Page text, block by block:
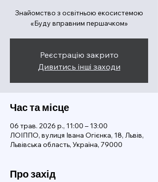
Знайомство з освітньою екосистемою
«Буду вправним першачком»
Реєстрацію закрито
Дивитись інші заходи
Час та місце
06 трав. 2026 р., 11:00 – 13:00
ЛОІППО, вулиця Івана Огієнка, 18, Львів,
Львівська область, Україна, 79000
Про захід